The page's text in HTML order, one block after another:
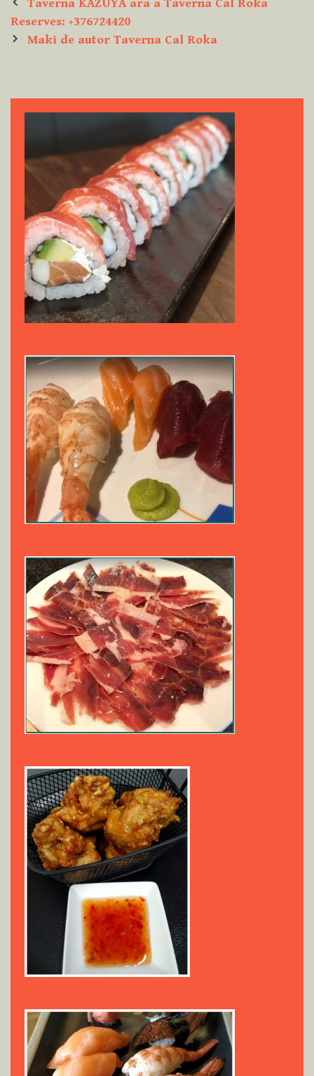
navigation
Taverna KAZUYA ara a Taverna Cal Roka
Reserves: +376724420
Maki de autor Taverna Cal Roka